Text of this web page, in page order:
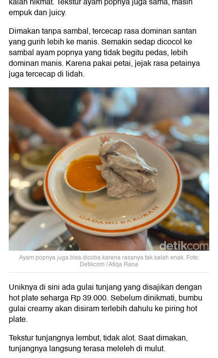
empuk dan juicy.
Dimakan tanpa sambal, tercecap rasa dominan santan
yang gurih lebih ke manis. Semakin sedap dicocol ke
sambal ayam popnya yang tidak begitu pedas, lebih
dominan manis. Karena pakai petai, jejak rasa petainya
juga tercecap di lidah.
Ayam popnya juga bisa dicoba karena rasanya tak kalah enak. Foto:
Detikcom / Atiqa Rana
Uniknya di sini ada gulai tunjang yang disajikan dengan
hot plate seharga Rp 39.000. Sebelum dinikmati, bumbu
gulai creamy akan disiram terlebih dahulu ke piring hot
plate.
Tekstur tunjangnya lembut, tidak alot. Saat dimakan,
tunjangnya langsung terasa meleleh di mulut.